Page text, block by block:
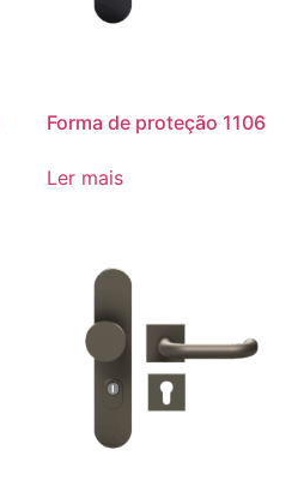
Forma de proteção 1106
Ler mais